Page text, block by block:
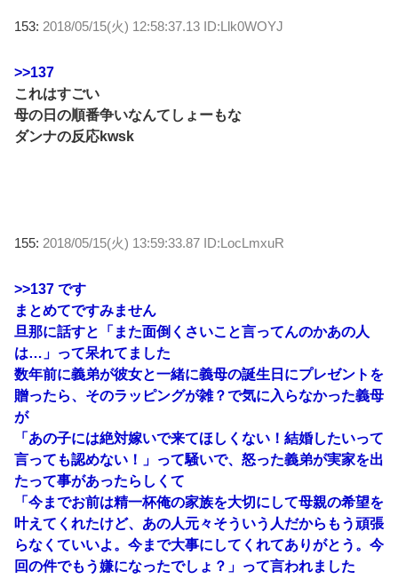
153: 2018/05/15(火) 12:58:37.13 ID:Llk0WOYJ
>>137
これはすごい
母の日の順番争いなんてしょーもな
ダンナの反応kwsk
155: 2018/05/15(火) 13:59:33.87 ID:LocLmxuR
>>137 です
まとめてですみません
旦那に話すと「また面倒くさいこと言ってんのかあの人
は…」って呆れてました
数年前に義弟が彼女と一緒に義母の誕生日にプレゼントを
贈ったら、そのラッピングが雑？で気に入らなかった義母
が
「あの子には絶対嫁いで来てほしくない！結婚したいって
言っても認めない！」って騒いで、怒った義弟が実家を出
たって事があったらしくて
「今までお前は精一杯俺の家族を大切にして母親の希望を
叶えてくれたけど、あの人元々そういう人だからもう頑張
らなくていいよ。今まで大事にしてくれてありがとう。今
回の件でもう嫌になったでしょ？」って言われました